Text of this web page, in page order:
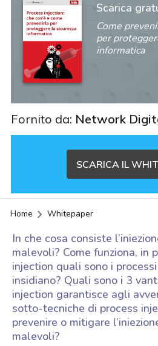
Scarica
Come
per
informatica
Fornito da: Network
SCARICA IL
Home Whitepaper
In che cosa consiste
malevoli? Come funziona, in
injection quali sono i
insidiano? Quali sono i 3
injection garantisce agli
sotto-tecniche di process
prevenire o mitigare
malevoli?